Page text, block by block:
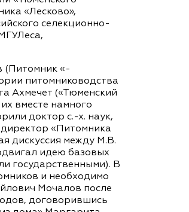
«Лесково»,
селекционно-
(Питомник «-
питомниководства
Ахмечет («Тюменский
вместе намного
доктор с.-х. наук,
«Питомника
дискуссия между М.В.
идею базовых
государственными). В
и необходимо
Мочалов после
договорившись